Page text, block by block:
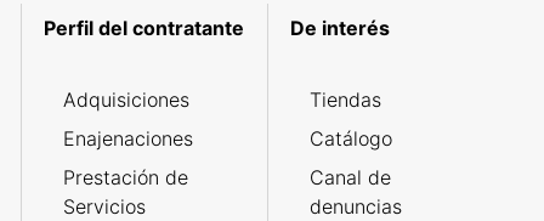
Perfil del contratante
Adquisiciones
Enajenaciones
Prestación de
Servicios
De interés
Tiendas
Catálogo
Canal de
denuncias